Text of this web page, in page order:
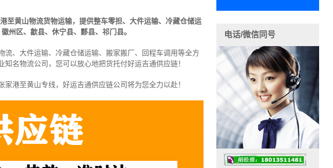
至黄山物流货物运输，提供整车零担、大件运输、冷藏仓储运
州区、歙县、休宁县、黟县、祁门县。
、大件运输、冷藏仓储运输、搬家搬厂、回程车调用等全方
名物流公司，您可以放心地把货托付好运吉通供应链！
港至黄山专线，好运吉通供应链公司将为您全力以赴！
电话/微信同号